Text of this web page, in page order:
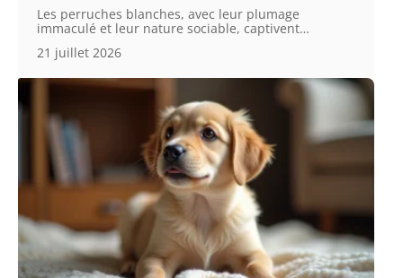
Les perruches blanches, avec leur plumage
immaculé et leur nature sociable, captivent…
21 juillet 2026